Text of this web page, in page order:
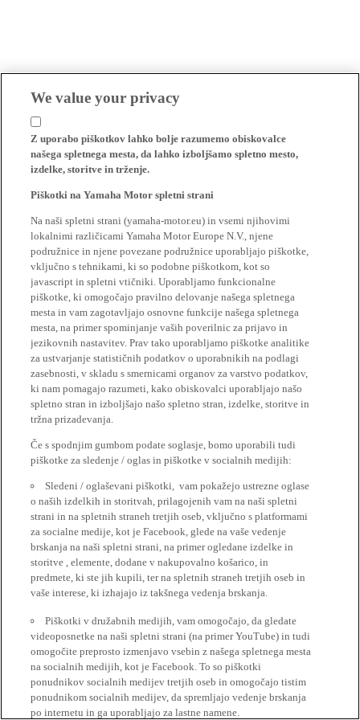
We value your privacy
Z uporabo piškotkov lahko bolje razumemo obiskovalce
našega spletnega mesta, da lahko izboljšamo spletno mesto,
izdelke, storitve in trženje.
Piškotki na Yamaha Motor spletni strani
Na naši spletni strani (yamaha-motor.eu) in vsemi njihovimi
lokalnimi različicami Yamaha Motor Europe N.V., njene
podružnice in njene povezane podružnice uporabljajo piškotke,
vključno s tehnikami, ki so podobne piškotkom, kot so
javascript in spletni vtičniki. Uporabljamo funkcionalne
piškotke, ki omogočajo pravilno delovanje našega spletnega
mesta in vam zagotavljajo osnovne funkcije našega spletnega
mesta, na primer spominjanje vaših poverilnic za prijavo in
jezikovnih nastavitev. Prav tako uporabljamo piškotke analitike
za ustvarjanje statističnih podatkov o uporabnikih na podlagi
zasebnosti, v skladu s smernicami organov za varstvo podatkov,
ki nam pomagajo razumeti, kako obiskovalci uporabljajo našo
spletno stran in izboljšajo našo spletno stran, izdelke, storitve in
tržna prizadevanja.
Če s spodnjim gumbom podate soglasje, bomo uporabili tudi
piškotke za sledenje / oglas in piškotke v socialnih medijih:
Sledeni / oglaševani piškotki, vam pokažejo ustrezne oglase
o naših izdelkih in storitvah, prilagojenih vam na naši spletni
strani in na spletnih straneh tretjih oseb, vključno s platformami
za socialne medije, kot je Facebook, glede na vaše vedenje
brskanja na naši spletni strani, na primer ogledane izdelke in
storitve , elemente, dodane v nakupovalno košarico, in
predmete, ki ste jih kupili, ter na spletnih straneh tretjih oseb in
vaše interese, ki izhajajo iz takšnega vedenja brskanja.
Piškotki v družabnih medijih, vam omogočajo, da gledate
videoposnetke na naši spletni strani (na primer YouTube) in tudi
omogočite preprosto izmenjavo vsebin z našega spletnega mesta
na socialnih medijih, kot je Facebook. To so piškotki
ponudnikov socialnih medijev tretjih oseb in omogočajo tistim
ponudnikom socialnih medijev, da spremljajo vedenje brskanja
po internetu in ga uporabljajo za lastne namene.